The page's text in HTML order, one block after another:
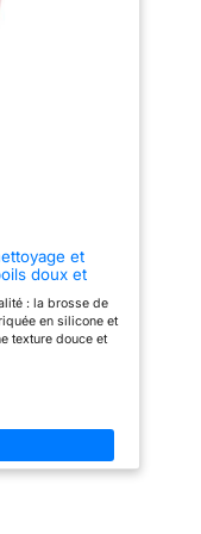
pendant le lavage. La
de la plate - forme
est combinée avec
ergonomiques
qui permettent au
de se tenir debout pour
rapide. Gardez la
et propre et évitez
a un poil de 7 mm de
fine et améliore la
d'éliminer la graisse
La crinière douce et
nettoyer doucement
et éliminer la graisse
pour l'Exfoliation douce
de la tête noire.
faciaux. [brosse
et facile à ranger:]
- brosse en silicone
et
doux et
: la brosse de
en silicone et
texture douce et
peuvent
en gardant la peau
de nettoyage
peut être utilisée